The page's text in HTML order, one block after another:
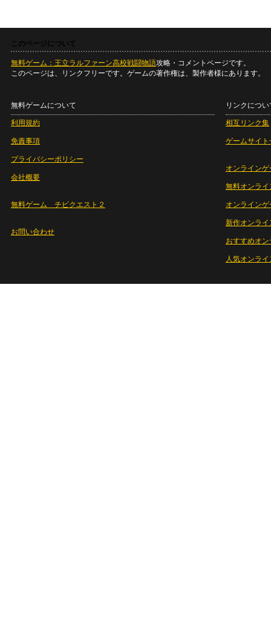
このページについて
無料ゲーム：王立ラルファーン高校戦闘物語攻略・コメントページです。
このページは、リンクフリーです。ゲームの著作権は、製作者様にあります。
無料ゲームについて
利用規約
免責事項
プライバシーポリシー
会社概要
無料ゲーム チビクエスト２
お問い合わせ
リンクについ
相互リンク集
ゲームサイト
オンラインゲ
無料オンライ
オンライン
新作オンライ
おすすめオ
人気オンラ